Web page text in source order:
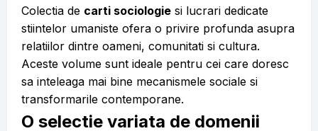
Colectia de carti sociologie si lucrari dedicate
stiintelor umaniste ofera o privire profunda asupra
relatiilor dintre oameni, comunitati si cultura.
Aceste volume sunt ideale pentru cei care doresc
sa inteleaga mai bine mecanismele sociale si
transformarile contemporane.
O selectie variata de domenii